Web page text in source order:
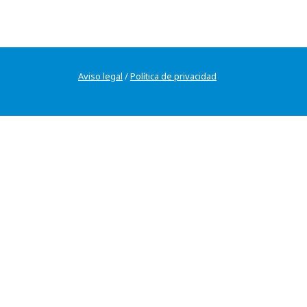
Aviso legal /Política de privacidad